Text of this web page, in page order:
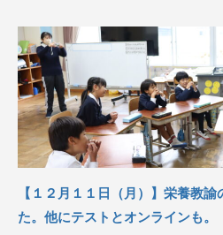
【１２月１１日（月）】栄養教
た。他にテストとオンラインも。